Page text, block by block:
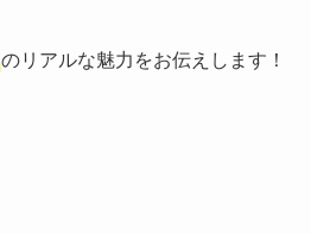
のリアルな魅力をお伝えします！